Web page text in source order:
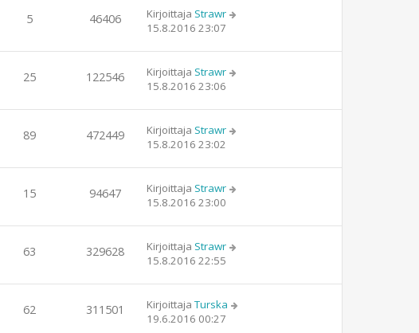
5 46406 Kirjoittaja Strawr
15.8.2016 23:07
25 122546 Kirjoittaja Strawr
15.8.2016 23:06
89 472449 Kirjoittaja Strawr
15.8.2016 23:02
15 94647 Kirjoittaja Strawr
15.8.2016 23:00
63 329628 Kirjoittaja Strawr
15.8.2016 22:55
62 311501 Kirjoittaja Turska
19.6.2016 00:27